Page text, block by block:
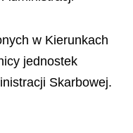
w Kierunkach
jednostek
Skarbowej.